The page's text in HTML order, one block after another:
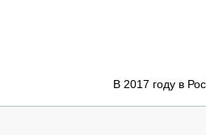
В 2017 году в